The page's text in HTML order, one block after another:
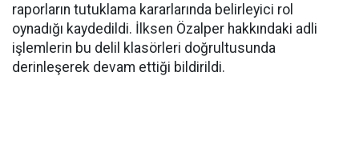
raporların tutuklama kararlarında belirleyici rol
oynadığı kaydedildi. İlksen Özalper hakkındaki adli
işlemlerin bu delil klasörleri doğrultusunda
derinleşerek devam ettiği bildirildi.